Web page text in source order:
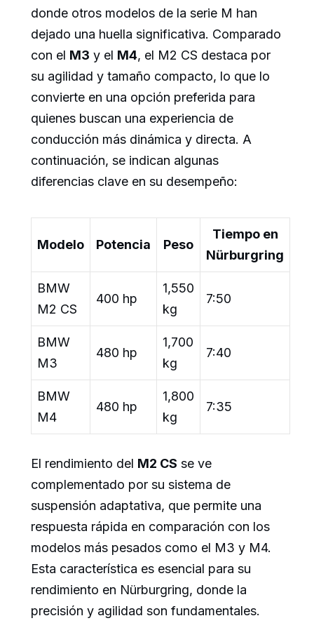
donde otros modelos de la serie M han
dejado una huella significativa. Comparado
con el M3 y el M4, el M2 CS destaca por
su agilidad y tamaño compacto, lo que lo
convierte en una opción preferida para
quienes buscan una experiencia de
conducción más dinámica y directa. A
continuación, se indican algunas
diferencias clave en su desempeño:
Modelo Potencia Peso
Tiempo en
Nürburgring
BMW
M2 CS
400 hp
1,550
kg
7:50
BMW
M3
480 hp
1,700
kg
7:40
BMW
M4
480 hp
1,800
kg
7:35
El rendimiento del M2 CS se ve
complementado por su sistema de
suspensión adaptativa, que permite una
respuesta rápida en comparación con los
modelos más pesados como el M3 y M4.
Esta característica es esencial para su
rendimiento en Nürburgring, donde la
precisión y agilidad son fundamentales.